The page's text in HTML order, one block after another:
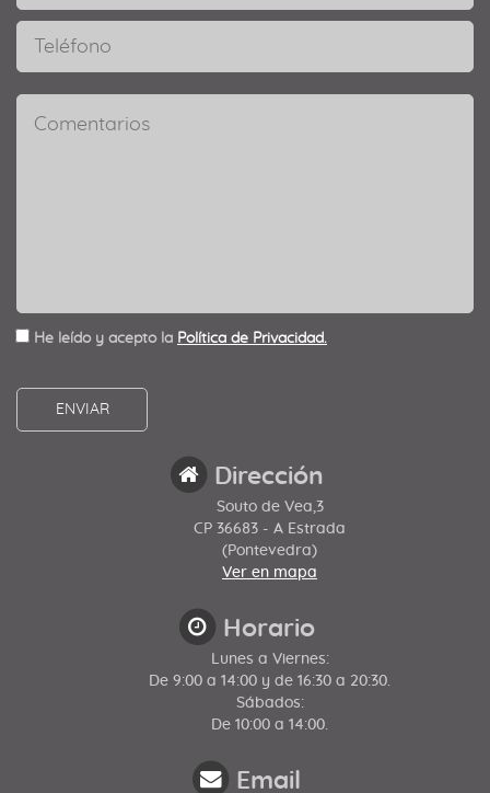
He leído y acepto la Política de Privacidad.
Dirección
Souto de Vea,3
CP 36683 - A Estrada
(Pontevedra)
Ver en mapa
Horario
Lunes a Viernes:
De 9:00 a 14:00 y de 16:30 a 20:30.
Sábados:
De 10:00 a 14:00.
Email